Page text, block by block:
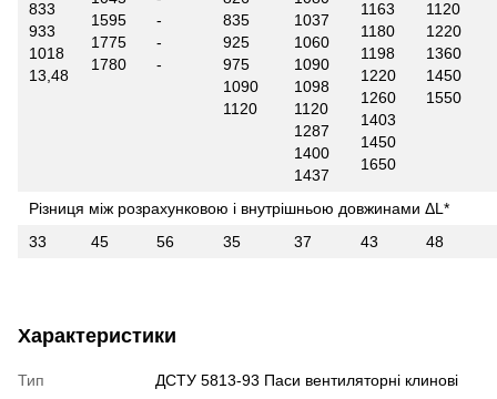
833
933
1018
13,48
1595
1775
1780
-
-
-
835
925
975
1090
1120
1037
1060
1090
1098
1120
1287
1400
1437
1163
1180
1198
1220
1260
1403
1450
1650
1120
1220
1360
1450
1550
Різниця між розрахунковою і внутрішньою довжинами ΔL*
33
45 56 35 37 43 48
Характеристики
Тип
ДСТУ 5813-93 Паси вентиляторні клинові